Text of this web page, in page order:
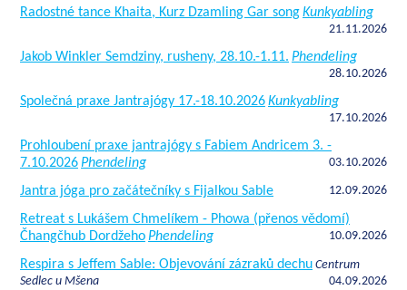
Radostné tance Khaita, Kurz Dzamling Gar songKunkyabling
21.11.2026
Jakob Winkler Semdziny, rusheny, 28.10.-1.11. Phendeling
28.10.2026
Společná praxe Jantrajógy 17.-18.10.2026Kunkyabling
17.10.2026
Prohloubení praxe jantrajógy s Fabiem Andricem 3. -
7.10.2026Phendeling 03.10.2026
Jantra jóga pro začátečníky s Fijalkou Sable 12.09.2026
Retreat s Lukášem Chmelíkem - Phowa (přenos vědomí)
Čhangčhub DordžehoPhendeling 10.09.2026
Respira s Jeffem Sable: Objevování zázraků dechu Centrum
Sedlec u Mšena
04.09.2026